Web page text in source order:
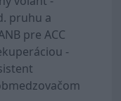
pruhu a
pre ACC
-